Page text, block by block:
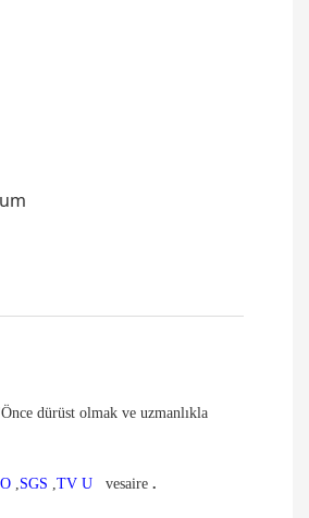
dürüst olmak ve uzmanlıkla
SGS TV U vesaire .